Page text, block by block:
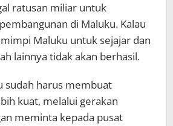
ratusan miliar untuk
di Maluku. Kalau
Maluku untuk sejajar dan
lainnya tidak akan berhasil.
sudah harus membuat
kuat, melalui gerakan
meminta kepada pusat